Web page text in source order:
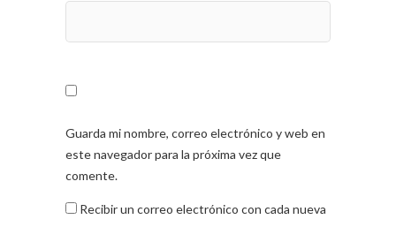
Guarda mi nombre, correo electrónico y web en
este navegador para la próxima vez que
comente.
Recibir un correo electrónico con cada nueva